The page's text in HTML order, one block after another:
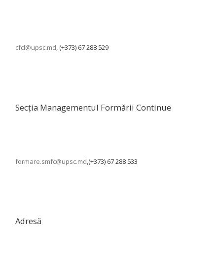
cfcl@upsc.md, (+373) 67 288 529
Secția Managementul Formării Continue
formare.smfc@upsc.md ,(+373) 67 288 533
Adresă